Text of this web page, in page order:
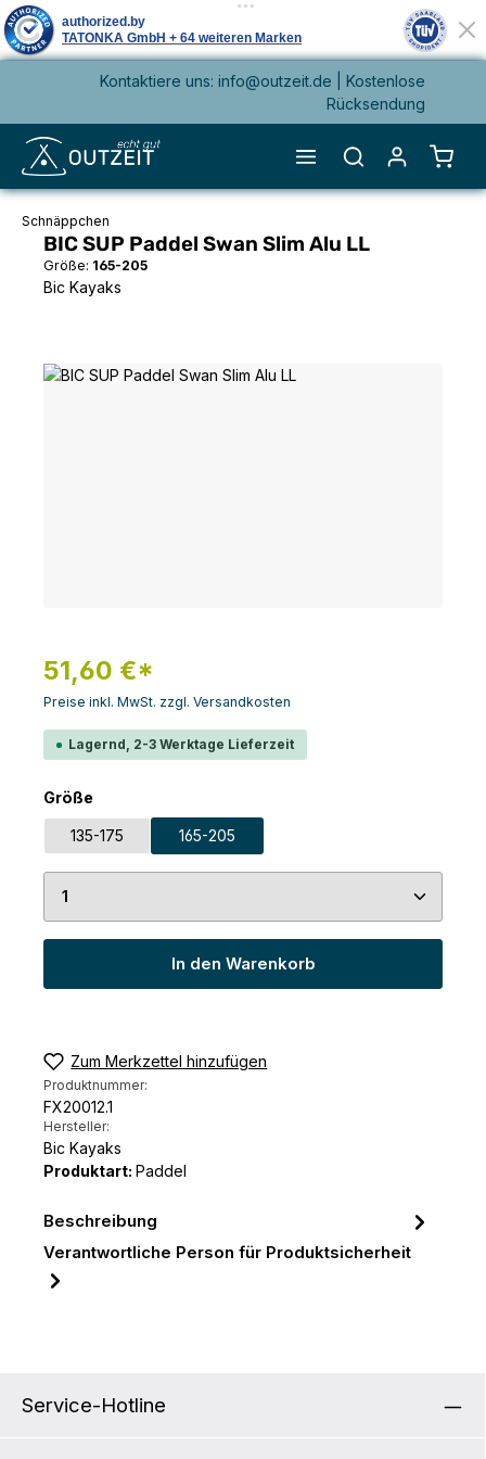
springenKontaktiere uns: info@outzeit.de | Kostenlose
Rücksendung
Schnäppchen
BIC SUP Paddel Swan Slim Alu LL
Größe: 165-205
Bic Kayaks
Bildergalerie überspringen
51,60 €*
Preise inkl. MwSt. zzgl. Versandkosten
Lagernd, 2-3 Werktage Lieferzeit
Größeauswählen
135-175 165-205
Produkt Anzahl: Gib den gewünschten Wert
In den Warenkorb
Zum Merkzettel hinzufügen
Produktnummer:
FX20012.1
Hersteller:
Bic Kayaks
Produktart: Paddel
Beschreibung
Verantwortliche Person für Produktsicherheit
Service-Hotline